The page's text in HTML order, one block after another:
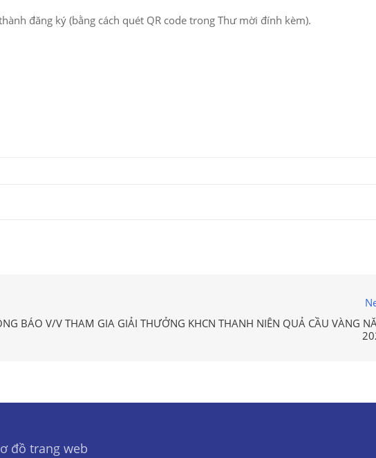
đăng ký (bằng cách quét QR code trong Thư mời đính kèm).
BÁO V/V THAM GIA GIẢI THƯỞNG KHCN THANH NIÊN QUẢ CẦU VÀNG
đồ trang web